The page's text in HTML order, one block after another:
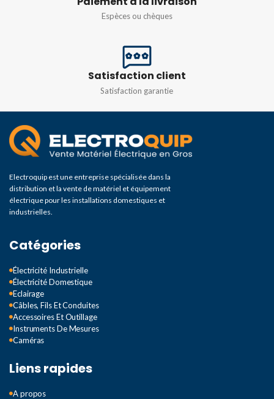
Espèces ou chèques
Satisfaction client
Satisfaction garantie
Electroquip est une entreprise spécialisée dans la
distribution et la vente de matériel et équipement
électrique pour les installations domestiques et
industrielles.
Catégories
Électricité Industrielle
Électricité Domestique
Eclairage
Câbles, Fils Et Conduites
Accessoires Et Outillage
Instruments De Mesures
Caméras
Liens rapides
A propos